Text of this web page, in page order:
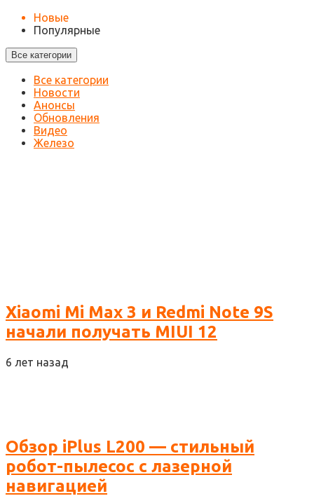
Новые
Популярные
Все категории
Все категории
Новости
Анонсы
Обновления
Видео
Железо
Xiaomi Mi Max 3 и Redmi Note 9S
начали получать MIUI 12
6 лет назад
Обзор iPlus L200 — стильный
робот-пылесос с лазерной
навигацией